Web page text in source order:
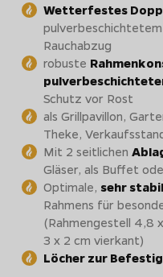
Wetterfestes
Rauchabzug
robuste
Schutz vor Rost
als Grillpavillon,
Theke,
Mit 2 seitlichen
Gläser, als Buffet
Optimale, sehr
Rahmens für
(Rahmengestell 4,8
3 x 2 cm vierkant)
Löcher zur